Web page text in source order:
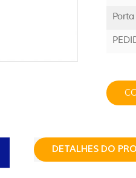
DETALHES DO